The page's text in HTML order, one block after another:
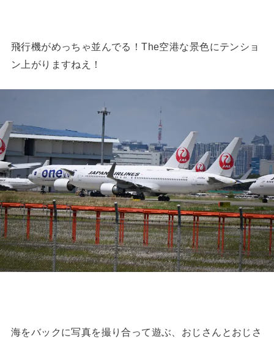
飛行機がめっちゃ並んでる！The空港な景色にテンショ
ン上がりますねえ！
海をバックに写真を撮り合って遊ぶ、おじさんとおじさ